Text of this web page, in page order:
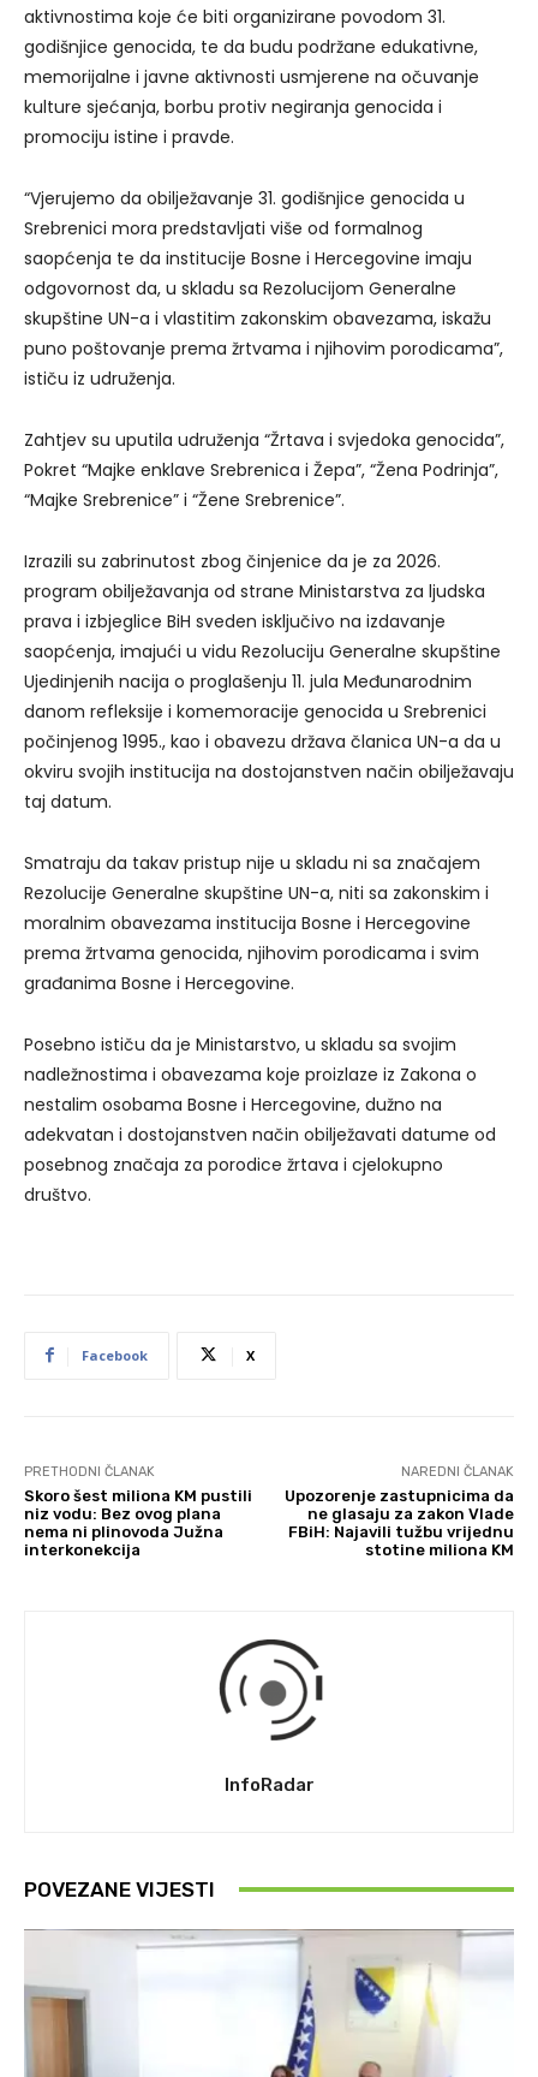
aktivnostima koje će biti organizirane povodom 31.
godišnjice genocida, te da budu podržane edukativne,
memorijalne i javne aktivnosti usmjerene na očuvanje
kulture sjećanja, borbu protiv negiranja genocida i
promociju istine i pravde.
“Vjerujemo da obilježavanje 31. godišnjice genocida u
Srebrenici mora predstavljati više od formalnog
saopćenja te da institucije Bosne i Hercegovine imaju
odgovornost da, u skladu sa Rezolucijom Generalne
skupštine UN-a i vlastitim zakonskim obavezama, iskažu
puno poštovanje prema žrtvama i njihovim porodicama”,
ističu iz udruženja.
Zahtjev su uputila udruženja “Žrtava i svjedoka genocida”,
Pokret “Majke enklave Srebrenica i Žepa”, “Žena Podrinja”,
“Majke Srebrenice” i “Žene Srebrenice”.
Izrazili su zabrinutost zbog činjenice da je za 2026.
program obilježavanja od strane Ministarstva za ljudska
prava i izbjeglice BiH sveden isključivo na izdavanje
saopćenja, imajući u vidu Rezoluciju Generalne skupštine
Ujedinjenih nacija o proglašenju 11. jula Međunarodnim
danom refleksije i komemoracije genocida u Srebrenici
počinjenog 1995., kao i obavezu država članica UN-a da u
okviru svojih institucija na dostojanstven način obilježavaju
taj datum.
Smatraju da takav pristup nije u skladu ni sa značajem
Rezolucije Generalne skupštine UN-a, niti sa zakonskim i
moralnim obavezama institucija Bosne i Hercegovine
prema žrtvama genocida, njihovim porodicama i svim
građanima Bosne i Hercegovine.
Posebno ističu da je Ministarstvo, u skladu sa svojim
nadležnostima i obavezama koje proizlaze iz Zakona o
nestalim osobama Bosne i Hercegovine, dužno na
adekvatan i dostojanstven način obilježavati datume od
posebnog značaja za porodice žrtava i cjelokupno
društvo.
Facebook X
PRETHODNI ČLANAK
Skoro šest miliona KM pustili
niz vodu: Bez ovog plana
nema ni plinovoda Južna
interkonekcija
NAREDNI ČLANAK
Upozorenje zastupnicima da
ne glasaju za zakon Vlade
FBiH: Najavili tužbu vrijednu
stotine miliona KM
InfoRadar
POVEZANE VIJESTI